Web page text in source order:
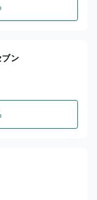
ン